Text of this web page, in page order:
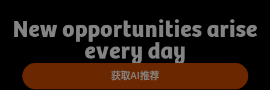
New opportunities arise
every day
获取AI推荐